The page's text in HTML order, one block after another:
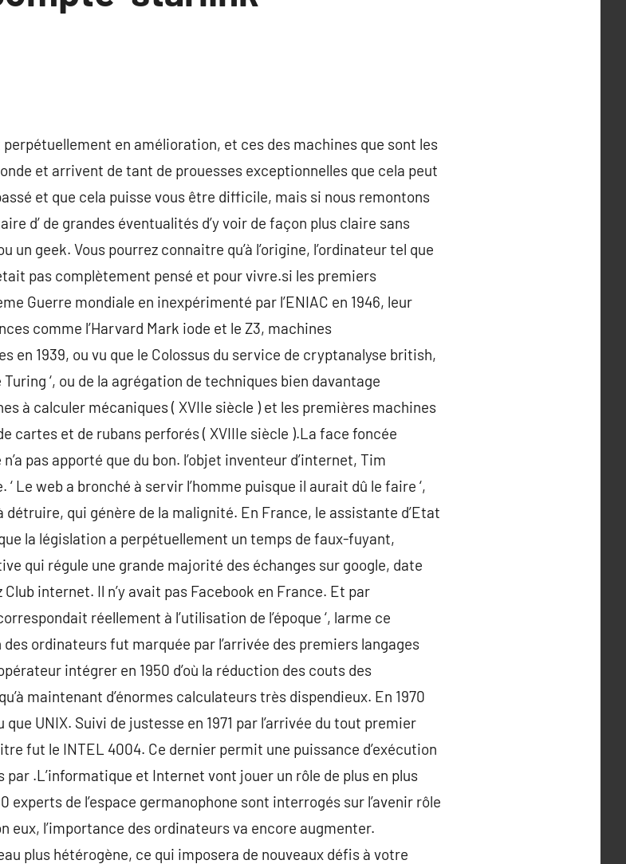
en amélioration, et ces des machines que sont les
et arrivent de tant de prouesses exceptionnelles que cela peut
et que cela puisse vous être difficile, mais si nous remontons
d’ de grandes éventualités d’y voir de façon plus claire sans
geek. Vous pourrez connaitre qu’à l’origine, l’ordinateur tel que
pas complètement pensé et pour vivre.si les premiers
Guerre mondiale en inexpérimenté par l’ENIAC en 1946, leur
comme l’Harvard Mark iode et le Z3, machines
en 1939, ou vu que le Colossus du service de cryptanalyse british,
‘, ou de la agrégation de techniques bien davantage
à calculer mécaniques ( XVIIe siècle ) et les premières machines
cartes et de rubans perforés ( XVIIIe siècle ).La face foncée
pas apporté que du bon. l’objet inventeur d’internet, Tim
Le web a bronché à servir l’homme puisque il aurait dû le faire ‘,
qui génère de la malignité. En France, le assistante d’Etat
la législation a perpétuellement un temps de faux-fuyant,
qui régule une grande majorité des échanges sur google, date
internet. Il n’y avait pas Facebook en France. Et par
réellement à l’utilisation de l’époque ‘, larme ce
ordinateurs fut marquée par l’arrivée des premiers langages
intégrer en 1950 d’où la réduction des couts des
maintenant d’énormes calculateurs très dispendieux. En 1970
UNIX. Suivi de justesse en 1971 par l’arrivée du tout premier
fut le INTEL 4004. Ce dernier permit une puissance d’exécution
par .L’informatique et Internet vont jouer un rôle de plus en plus
experts de l’espace germanophone sont interrogés sur l’avenir rôle
eux, l’importance des ordinateurs va encore augmenter.
plus hétérogène, ce qui imposera de nouveaux défis à votre